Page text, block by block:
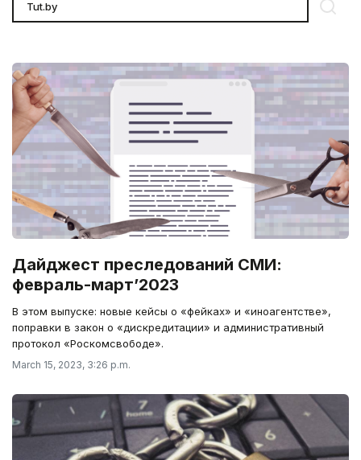
Дайджест преследований СМИ:
февраль-март’2023
В этом выпуске: новые кейсы о «фейках» и «иноагентстве»,
поправки в закон о «дискредитации» и административный
протокол «Роскомсвободе».
March 15, 2023, 3:26 p.m.